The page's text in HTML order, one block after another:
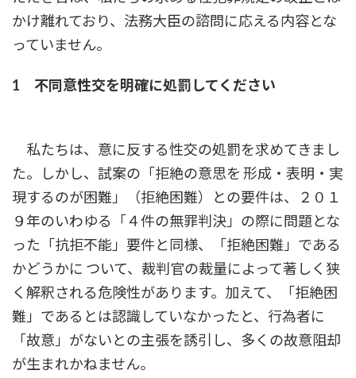
かけ離れており、法務大臣の諮問に応える内容とな
っていません。
1 不同意性交を明確に処罰してください
私たちは、意に反する性交の処罰を求めてきまし
た。しかし、試案の「拒絶の意思を 形成・表明・実
現するのが困難」（拒絶困難）との要件は、２０１
９年のいわゆる「４件の無罪判決」の際に問題とな
った「抗拒不能」要件と同様、「拒絶困難」である
かどうかに ついて、裁判官の裁量によって著しく狭
く解釈される危険性があります。加えて、「拒絶困
難」であるとは認識していなかったと、行為者に
「故意」がないとの主張を誘引し、多くの故意阻却
が生まれかねません。